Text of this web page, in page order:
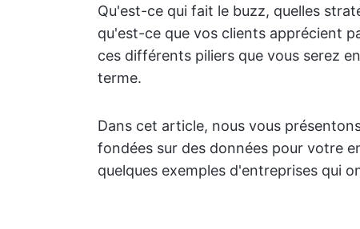
Qu'est-ce qui fait le buzz, quelles
qu'est-ce que vos clients apprécient
ces différents piliers que vous serez
terme.
Dans cet article, nous vous
fondées sur des données pour votre
quelques exemples d'entreprises qui